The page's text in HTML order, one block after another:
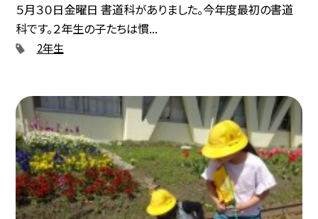
５月３０日金曜日 書道科がありました。今年度最初の書道
科です。２年生の子たちは慣...
2年生